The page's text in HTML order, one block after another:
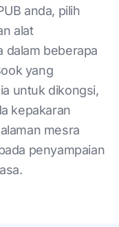
anda, pilih
alat
dalam beberapa
yang
untuk dikongsi,
kepakaran
mesra
penyampaian